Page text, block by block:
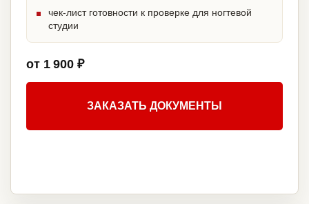
чек-лист готовности к проверке для ногтевой
студии
от 1 900 ₽
ЗАКАЗАТЬ ДОКУМЕНТЫ